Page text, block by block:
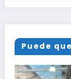
Puede
Noticias